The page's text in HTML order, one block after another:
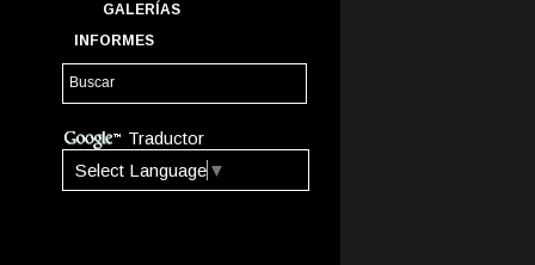
GALERÍAS
INFORMES
Traductor
Select Language ▼